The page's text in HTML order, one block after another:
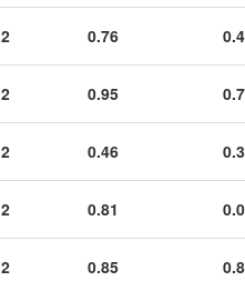
2 0.76
2 0.95
2 0.46
2 0.81
2 0.85